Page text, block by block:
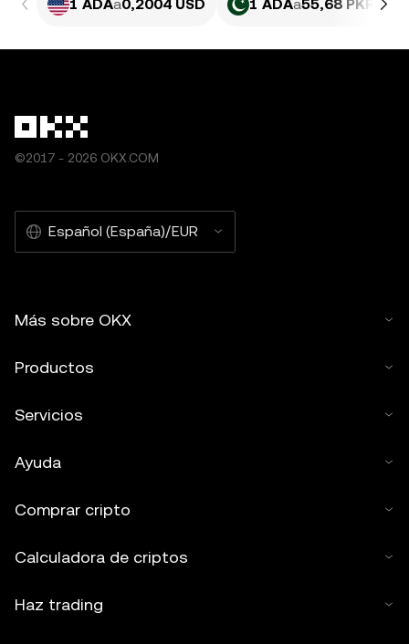
1 ADAa0,2004 USD 1 ADAa55,68 PKR
©2017 - 2026 OKX.COM
Español (España)/EUR
Más sobre OKX
Productos
Servicios
Ayuda
Comprar cripto
Calculadora de criptos
Haz trading